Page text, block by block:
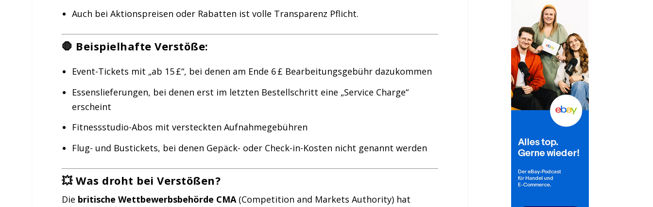
Auch bei Aktionspreisen oder Rabatten ist volle Transparenz Pflicht.
🛑 Beispielhafte Verstöße:
Event-Tickets mit „ab 15 £“, bei denen am Ende 6 £ Bearbeitungsgebühr dazukommen
Essenslieferungen, bei denen erst im letzten Bestellschritt eine „Service Charge“
erscheint
Fitnessstudio-Abos mit versteckten Aufnahmegebühren
Flug- und Bustickets, bei denen Gepäck- oder Check-in-Kosten nicht genannt werden
💥 Was droht bei Verstößen?
Die britische Wettbewerbsbehörde CMA (Competition and Markets Authority) hat